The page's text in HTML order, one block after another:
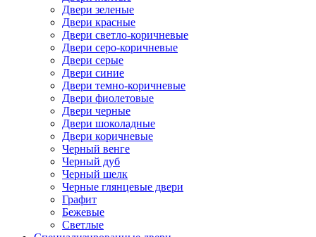
Двери зеленые
Двери красные
Двери светло-коричневые
Двери серо-коричневые
Двери серые
Двери синие
Двери темно-коричневые
Двери фиолетовые
Двери черные
Двери шоколадные
Двери коричневые
Черный венге
Черный дуб
Черный шелк
Черные глянцевые двери
Графит
Бежевые
Светлые